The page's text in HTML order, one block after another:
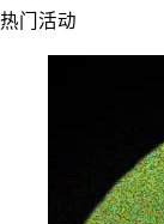
热门活动